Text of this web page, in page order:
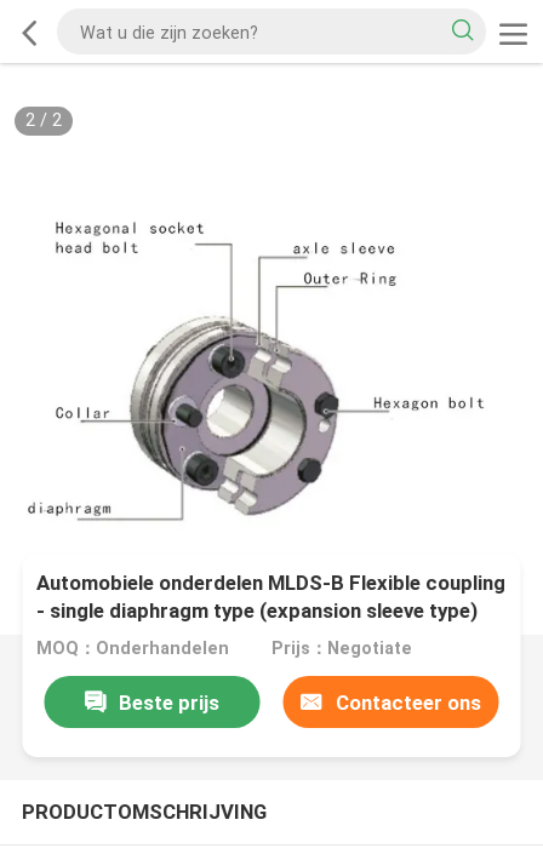
2/ 2
Automobiele onderdelen MLDS-B Flexible coupling
- single diaphragm type (expansion sleeve type)
MOQ：Onderhandelen Prijs：Negotiate
Beste prijs Contacteer ons
PRODUCTOMSCHRIJVING